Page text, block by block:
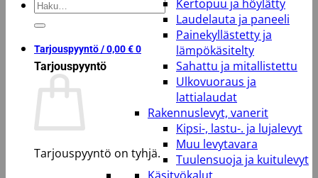
Etsi:
Tarjouspyyntö /0,00€0
Tarjouspyyntö
Tarjouspyyntö on tyhjä.
Kertopuu ja höylätty
Laudelauta ja paneeli
Painekyllästetty ja
lämpökäsitelty
Sahattu ja mitallistettu
Ulkovuoraus ja
lattialaudat
Rakennuslevyt, vanerit
Kipsi-, lastu-. ja lujalevyt
Muu levytavara
Tuulensuoja ja kuitulevyt